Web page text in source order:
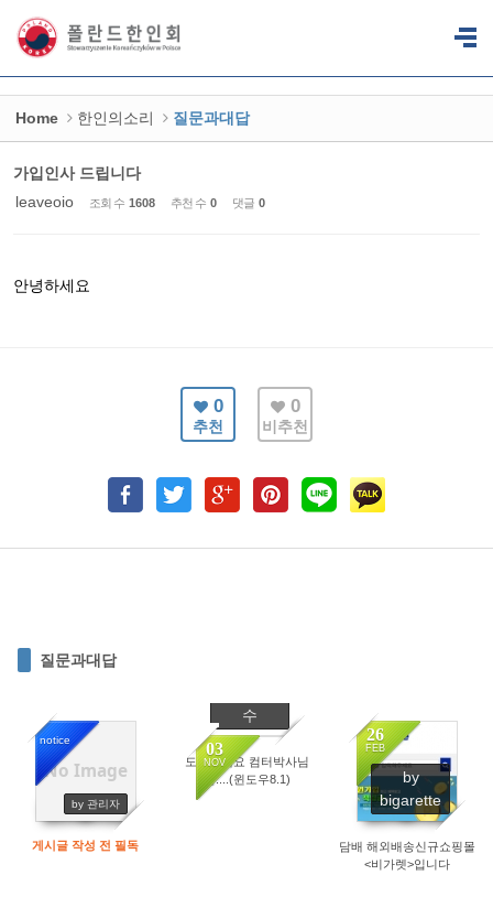
Home 한인의소리 질문과대답
가입인사 드립니다
leaveoio
조회 수 1608 추천 수 0 댓글 0
안녕하세요
0
추천
0
비추천
질문과대답
No Image
notice
by 관리자
14224
게시글 작성 전 필독
03
NOV
수
2657
도와주세요 컴터박사님
들....(윈도우8.1)
26
FEB
by
bigarette
1685
담배 해외배송신규쇼핑몰
<비가렛>입니다